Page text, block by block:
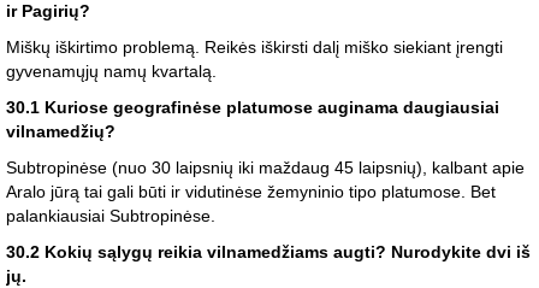
ir Pagirių?
Miškų iškirtimo problemą. Reikės iškirsti dalį miško siekiant įrengti
gyvenamųjų namų kvartalą.
30.1 Kuriose geografinėse platumose auginama daugiausiai
vilnamedžių?
Subtropinėse (nuo 30 laipsnių iki maždaug 45 laipsnių), kalbant apie
Aralo jūrą tai gali būti ir vidutinėse žemyninio tipo platumose. Bet
palankiausiai Subtropinėse.
30.2 Kokių sąlygų reikia vilnamedžiams augti? Nurodykite dvi iš
jų.